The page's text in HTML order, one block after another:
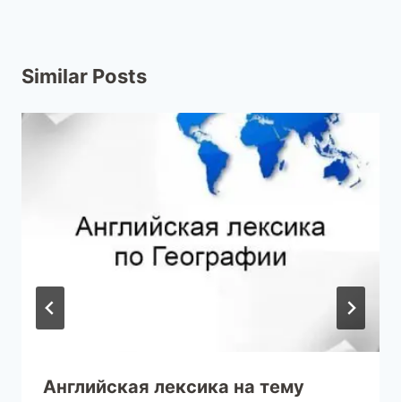
Similar Posts
Английская лексика на тему